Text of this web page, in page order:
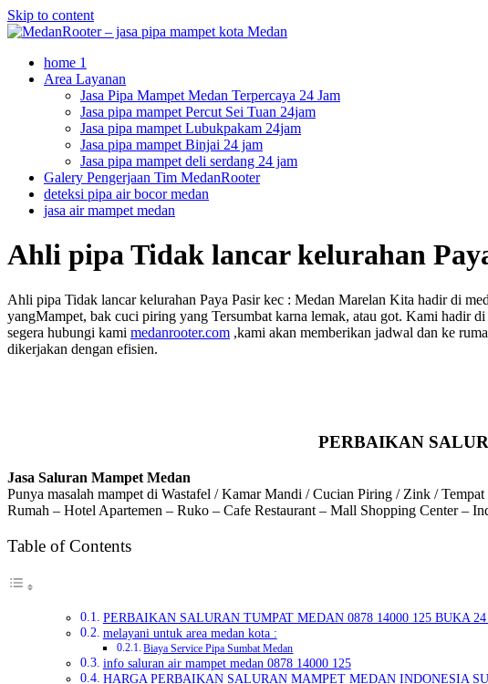
Skip to content
home 1
Area Layanan
Jasa Pipa Mampet Medan Terpercaya 24 Jam
Jasa pipa mampet Percut Sei Tuan 24jam
Jasa pipa mampet Lubukpakam 24jam
Jasa pipa mampet Binjai 24 jam
Jasa pipa mampet deli serdang 24 jam
Galery Pengerjaan Tim MedanRooter
deteksi pipa air bocor medan
jasa air mampet medan
Ahli pipa Tidak lancar kelurahan
Ahli pipa Tidak lancar kelurahan Paya Pasir kec : Medan Marelan Kita hadir di
yangMampet, bak cuci piring yang Tersumbat karna lemak, atau got. Kami hadir
segera hubungi kami medanrooter.com ,kami akan memberikan jadwal dan ke
dikerjakan dengan efisien.
PERBAIKAN
Jasa Saluran Mampet Medan
Punya masalah mampet di Wastafel / Kamar Mandi / Cucian Piring / Zink /
Rumah – Hotel Apartemen – Ruko – Cafe Restaurant – Mall Shopping Center –
Table of Contents
PERBAIKAN SALURAN TUMPAT MEDAN 0878 14000 125 BUKA
melayani untuk area medan kota :
Biaya Service Pipa Sumbat Medan
info saluran air mampet medan 0878 14000 125
HARGA PERBAIKAN SALURAN MAMPET MEDAN INDONESIA